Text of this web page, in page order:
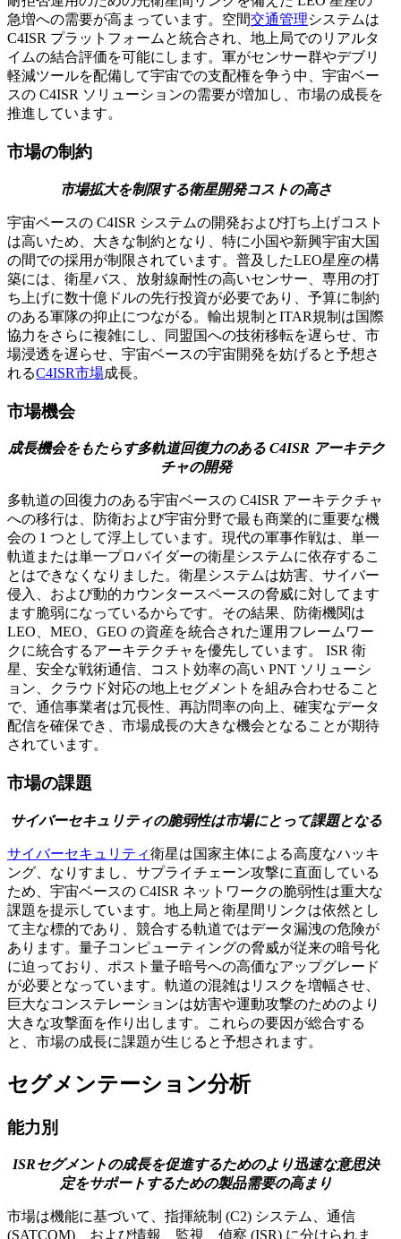
急増への需要が高まっています。空間交通管理システムは
C4ISR プラットフォームと統合され、地上局でのリアルタ
イムの結合評価を可能にします。軍がセンサー群やデブリ
軽減ツールを配備して宇宙での支配権を争う中、宇宙ベー
スの C4ISR ソリューションの需要が増加し、市場の成長を
推進しています。
市場の制約
市場拡大を制限する衛星開発コストの高さ
宇宙ベースの C4ISR システムの開発および打ち上げコスト
は高いため、大きな制約となり、特に小国や新興宇宙大国
の間での採用が制限されています。普及したLEO星座の構
築には、衛星バス、放射線耐性の高いセンサー、専用の打
ち上げに数十億ドルの先行投資が必要であり、予算に制約
のある軍隊の抑止につながる。輸出規制とITAR規制は国際
協力をさらに複雑にし、同盟国への技術移転を遅らせ、市
場浸透を遅らせ、宇宙ベースの宇宙開発を妨げると予想さ
れるC4ISR市場成長。
市場機会
成長機会をもたらす多軌道回復力のある C4ISR アーキテク
チャの開発
多軌道の回復力のある宇宙ベースの C4ISR アーキテクチャ
への移行は、防衛および宇宙分野で最も商業的に重要な機
会の 1 つとして浮上しています。現代の軍事作戦は、単一
軌道または単一プロバイダーの衛星システムに依存するこ
とはできなくなりました。衛星システムは妨害、サイバー
侵入、および動的カウンタースペースの脅威に対してます
ます脆弱になっているからです。その結果、防衛機関は
LEO、MEO、GEO の資産を統合された運用フレームワー
クに統合するアーキテクチャを優先しています。 ISR 衛
星、安全な戦術通信、コスト効率の高い PNT ソリューシ
ョン、クラウド対応の地上セグメントを組み合わせること
で、通信事業者は冗長性、再訪問率の向上、確実なデータ
配信を確保でき、市場成長の大きな機会となることが期待
されています。
市場の課題
サイバーセキュリティの脆弱性は市場にとって課題となる
サイバーセキュリティ衛星は国家主体による高度なハッキ
ング、なりすまし、サプライチェーン攻撃に直面している
ため、宇宙ベースの C4ISR ネットワークの脆弱性は重大な
課題を提示しています。地上局と衛星間リンクは依然とし
て主な標的であり、競合する軌道ではデータ漏洩の危険が
あります。量子コンピューティングの脅威が従来の暗号化
に迫っており、ポスト量子暗号への高価なアップグレード
が必要となっています。軌道の混雑はリスクを増幅させ、
巨大なコンステレーションは妨害や運動攻撃のためのより
大きな攻撃面を作り出します。これらの要因が総合する
と、市場の成長に課題が生じると予想されます。
セグメンテーション分析
能力別
ISRセグメントの成長を促進するためのより迅速な意思決
定をサポートするための製品需要の高まり
市場は機能に基づいて、指揮統制 (C2) システム、通信
(SATCOM)、および情報、監視、偵察 (ISR) に分けられま